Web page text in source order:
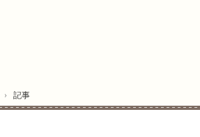
› 記事